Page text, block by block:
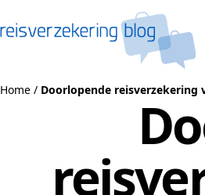
Home / Doorlopende reisverzekering